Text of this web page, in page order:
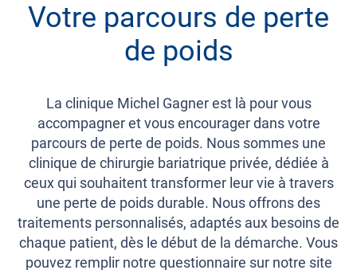
Votre parcours de perte
de poids
La clinique Michel Gagner est là pour vous
accompagner et vous encourager dans votre
parcours de perte de poids. Nous sommes une
clinique de chirurgie bariatrique privée, dédiée à
ceux qui souhaitent transformer leur vie à travers
une perte de poids durable. Nous offrons des
traitements personnalisés, adaptés aux besoins de
chaque patient, dès le début de la démarche. Vous
pouvez remplir notre questionnaire sur notre site